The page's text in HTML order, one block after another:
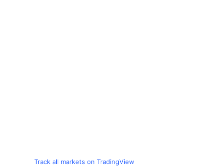
Track all markets on TradingView